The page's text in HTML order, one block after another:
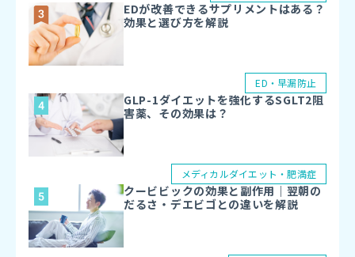
EDが改善できるサプリメントはある？
効果と選び方を解説
ED・早漏防止
GLP-1ダイエットを強化するSGLT2阻
害薬、その効果は？
メディカルダイエット・肥満症
クービビックの効果と副作用｜翌朝の
だるさ・デエビゴとの違いを解説